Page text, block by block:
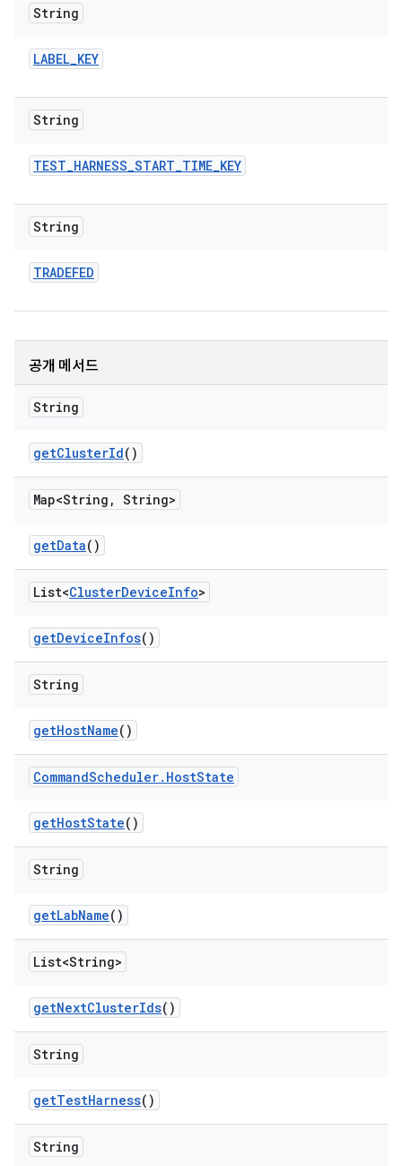
String
LABEL_KEY
String
TEST_HARNESS_START_TIME_KEY
String
TRADEFED
공개 메서드
String
getClusterId()
Map<String , String>
getData()
List<ClusterDeviceInfo>
getDeviceInfos()
String
getHostName()
CommandScheduler. HostState
getHostState()
String
getLabName()
List<String>
getNextClusterIds()
String
getTestHarness()
String